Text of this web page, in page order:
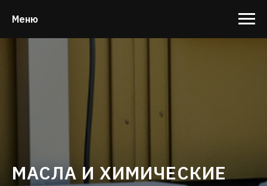
Меню
МАСЛА И ХИМИЧЕСКИЕ